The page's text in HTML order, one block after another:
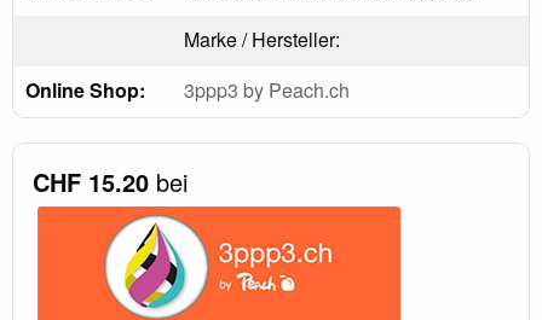
Marke / Hersteller:
Online Shop:
3ppp3 by Peach.ch
CHF 15.20 bei